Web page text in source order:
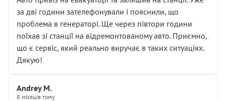
чіткого пояснення
( ну все зняли та доробили) дякую!
Окремий момент, який виглядає абсурдно:
мені заявили, що бачок гальмівної рідини потрібно
міняти разом із головним гальмівним циліндром у
Для людини, яка хоча б трохи розуміється на техніці,
це звучить як мінімум непрофесійно, а як максимум —
за дві години зателефонували і пояснили, що
проблема в генераторі. Ще через півтори години
поїхав зі станції на відремонтованому авто. Приємно,
що є сервіс, який реально виручає в таких ситуаціях.
Дякую!
Andrey M.
8 місяців тому